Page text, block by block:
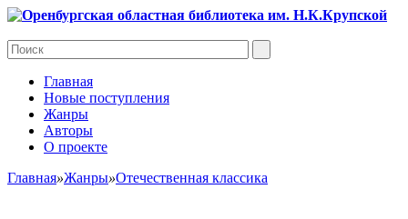
Главная
Новые поступления
Жанры
Авторы
О проекте
Главная»Жанры»Отечественная классика